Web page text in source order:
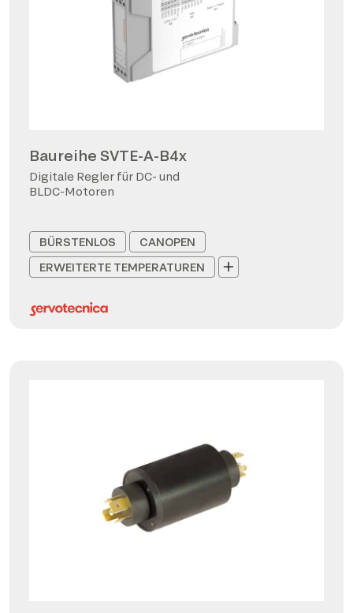
Baureihe SVTE-A-B4x
Digitale Regler für DC- und
BLDC-Motoren
BÜRSTENLOS
CANOPEN
ERWEITERTE TEMPERATUREN